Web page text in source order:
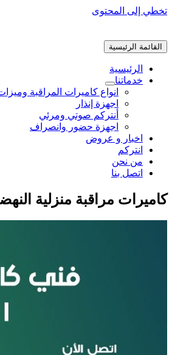
تخطي إلى المحتوى
القائمة الرئيسية
الرئيسية
خدماتنا
انواع كاميرات المراقبة
اجهزة إنذار
أنتركم صوتي ومرئي
اجهزة حضور وانصراف
اخبار و عروض
انتركم
من نحن
اتصل بنا
كاميرات مراقبة منزلية